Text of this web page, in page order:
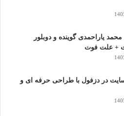
یاراحمدی گوینده و دوبلور
+ علت فوت
در دزفول با طراحی حرفه‌ ای و